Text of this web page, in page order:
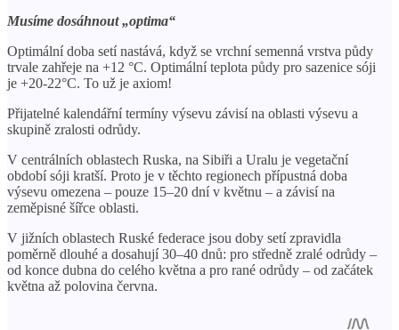
Musíme dosáhnout „optima“
Optimální doba setí nastává, když se vrchní semenná vrstva půdy
trvale zahřeje na +12 °C. Optimální teplota půdy pro sazenice sóji
je +20-22°C. To už je axiom!
Přijatelné kalendářní termíny výsevu závisí na oblasti výsevu a
skupině zralosti odrůdy.
V centrálních oblastech Ruska, na Sibiři a Uralu je vegetační
období sóji kratší. Proto je v těchto regionech přípustná doba
výsevu omezena – pouze 15–20 dní v květnu – a závisí na
zeměpisné šířce oblasti.
V jižních oblastech Ruské federace jsou doby setí zpravidla
poměrně dlouhé a dosahují 30–40 dnů: pro středně zralé odrůdy –
od konce dubna do celého května a pro rané odrůdy – od začátek
května až polovina června.